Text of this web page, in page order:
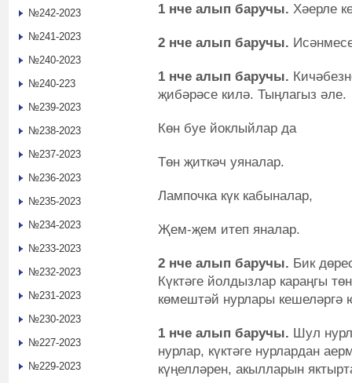
1 нче алып баручы. Хәерле
2 нче алып баручы.
1 нче алып баручы.
җибәрәсе килә. Тыңлагыз әле.
Көн буе йоклыйлар да
Төн җиткәч уяналар.
Лампочка күк кабыналар,
Җем-җем итеп яналар.
2 нче алып баручы. Бик
Күктәге йолдызлар караңгы
көмештәй нурлары кешеләргә
1 нче алып баручы. Шул
нурлар, күктәге нурлардан
күңелләрен, акылларын
№242-2023
№241-2023
№240-2023
№240-223
№239-2023
№238-2023
№237-2023
№236-2023
№235-2023
№234-2023
№233-2023
№232-2023
№231-2023
№230-2023
№227-2023
№229-2023